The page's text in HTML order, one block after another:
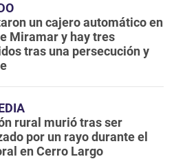
un cajero automático en
Miramar y hay tres
tras una persecución y
rural murió tras ser
por un rayo durante el
en Cerro Largo